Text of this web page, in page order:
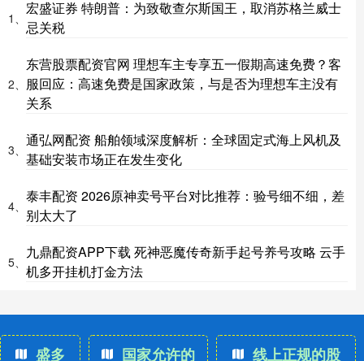
1、
宏盛证券 特朗普：为致敬查尔斯国王，取消苏格兰威士
忌关税
2、
东营股票配资官网 理想车主专享五一假期高速免费？客
服回应：高速免费是国家政策，与是否为理想车主没有
关系
3、
通弘网配资 船舶领域深度解析：全球固定式海上风机及
基础安装市场正在发生变化
4、
泰丰配资 2026原神卖号平台对比推荐：验号细不细，差
别太大了
5、
九鼎配资APP下载 死神恶魔传奇新手起号养号攻略 云手
机多开挂机打金方法
盛多 国家允许的 线上正规的股